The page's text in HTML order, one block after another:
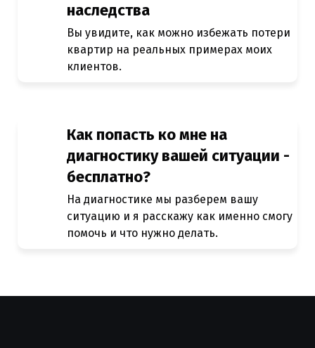
наследства
Вы увидите, как можно избежать потери
квартир на реальных примерах моих
клиентов.
Как попасть ко мне на
диагностику вашей ситуации -
бесплатно?
На диагностике мы разберем вашу
ситуацию и я расскажу как именно смогу
помочь и что нужно делать.